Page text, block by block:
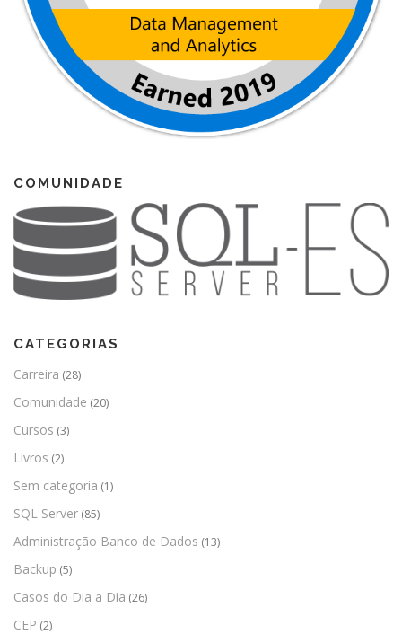
COMUNIDADE
CATEGORIAS
Carreira (28)
Comunidade (20)
Cursos (3)
Livros (2)
Sem categoria (1)
SQL Server (85)
Administração Banco de Dados (13)
Backup (5)
Casos do Dia a Dia (26)
CEP (2)